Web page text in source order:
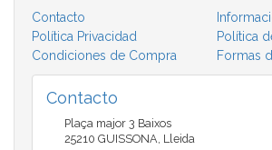
Contacto
Política Privacidad
Política
Condiciones de Compra
Formas
Contacto
Plaça major 3 Baixos
25210 GUISSONA Lleida